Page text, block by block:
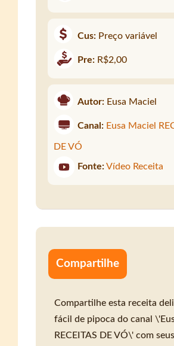
Cus: Preço variável
Pre: R$2,00
Autor: Eusa Maciel
Canal: Eusa Maciel
DE VÓ
Fonte: Vídeo Receita
Compartilhe
Compartilhe esta receita
fácil de pipoca do canal
RECEITAS DE VÓ\' com